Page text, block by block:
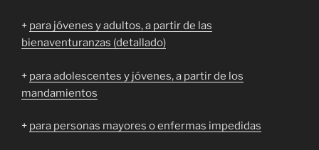
+ para jóvenes y adultos, a partir de las
bienaventuranzas (detallado)
+ para adolescentes y jóvenes, a partir de los
mandamientos
+ para personas mayores o enfermas impedidas